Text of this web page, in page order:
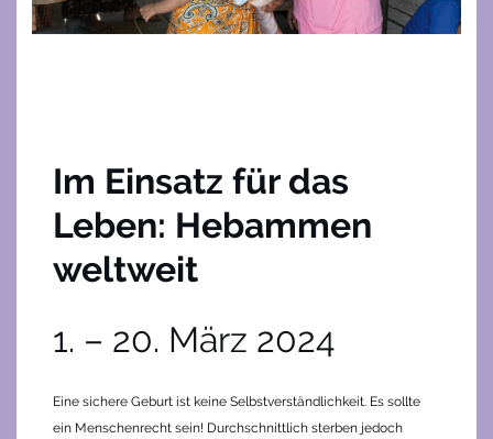
Im Einsatz für das
Leben: Hebammen
weltweit
1. – 20. März 2024
Eine sichere Geburt ist keine Selbstverständlichkeit. Es sollte
ein Menschenrecht sein! Durchschnittlich sterben jedoch